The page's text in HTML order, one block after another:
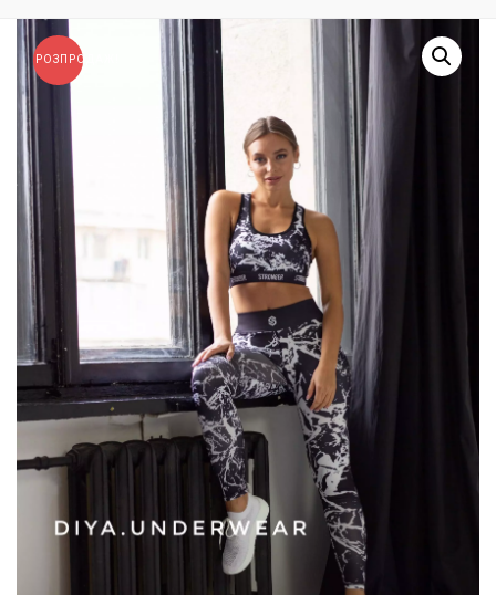
РОЗПРОДАЖ!